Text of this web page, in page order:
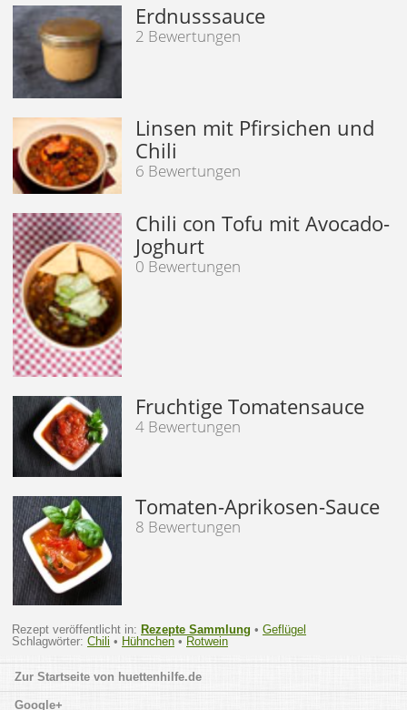
Erdnusssauce
2 Bewertungen
Linsen mit Pfirsichen und
Chili
6 Bewertungen
Chili con Tofu mit Avocado-
Joghurt
0 Bewertungen
Fruchtige Tomatensauce
4 Bewertungen
Tomaten-Aprikosen-Sauce
8 Bewertungen
Rezept veröffentlicht in: Rezepte Sammlung • Geflügel
Schlagwörter: Chili • Hühnchen • Rotwein
huettenhilfe.de
Google+